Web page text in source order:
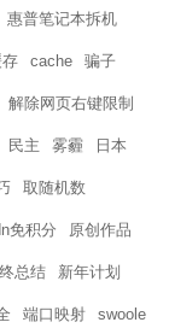
惠普笔记本拆机
cache 骗子
解除网页右键限制
民主 雾霾 日本
取随机数
免积分 原创作品
总结 新年计划
端口映射 swoole